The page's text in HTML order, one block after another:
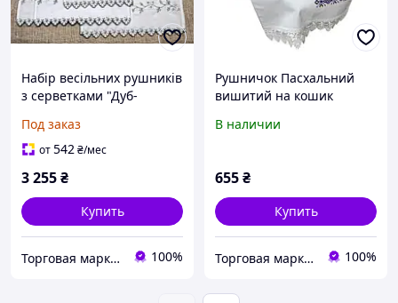
Набір весільних рушників
з серветками "Дуб-
рушники + 4 салфетки)
Под заказ
от542₴/мес
3 255₴
Купить
Торговая марка "Світ вишивки" Рівненський виробник вишитих виробів 100%
Рушничок Пасхальний
вишитий на кошик
В наличии
655₴
Купить
Торговая марка "Світ вишивки" Рівненський виробник вишитих виробів 100%